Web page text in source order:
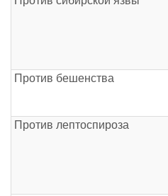
Против бешенства
Против лептоспироза